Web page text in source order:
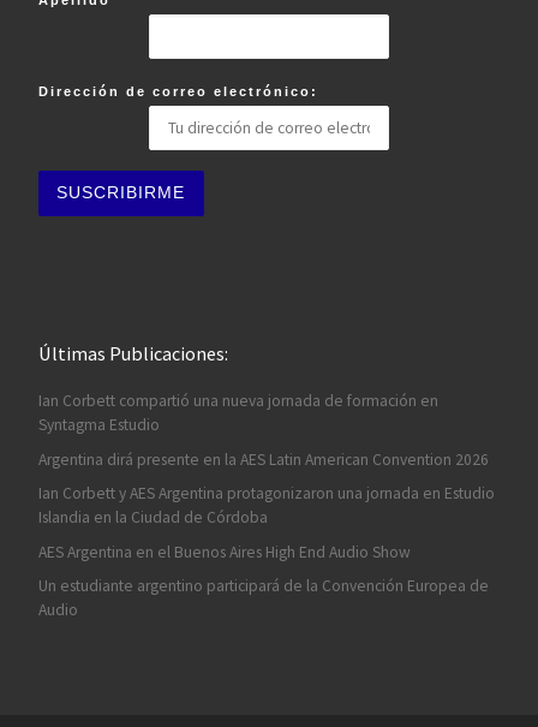
Dirección de correo electrónico:
Últimas Publicaciones:
Ian Corbett compartió una nueva jornada de formación en
Syntagma Estudio
Argentina dirá presente en la AES Latin American Convention 2026
Ian Corbett y AES Argentina protagonizaron una jornada en Estudio
Islandia en la Ciudad de Córdoba
AES Argentina en el Buenos Aires High End Audio Show
Un estudiante argentino participará de la Convención Europea de
Audio